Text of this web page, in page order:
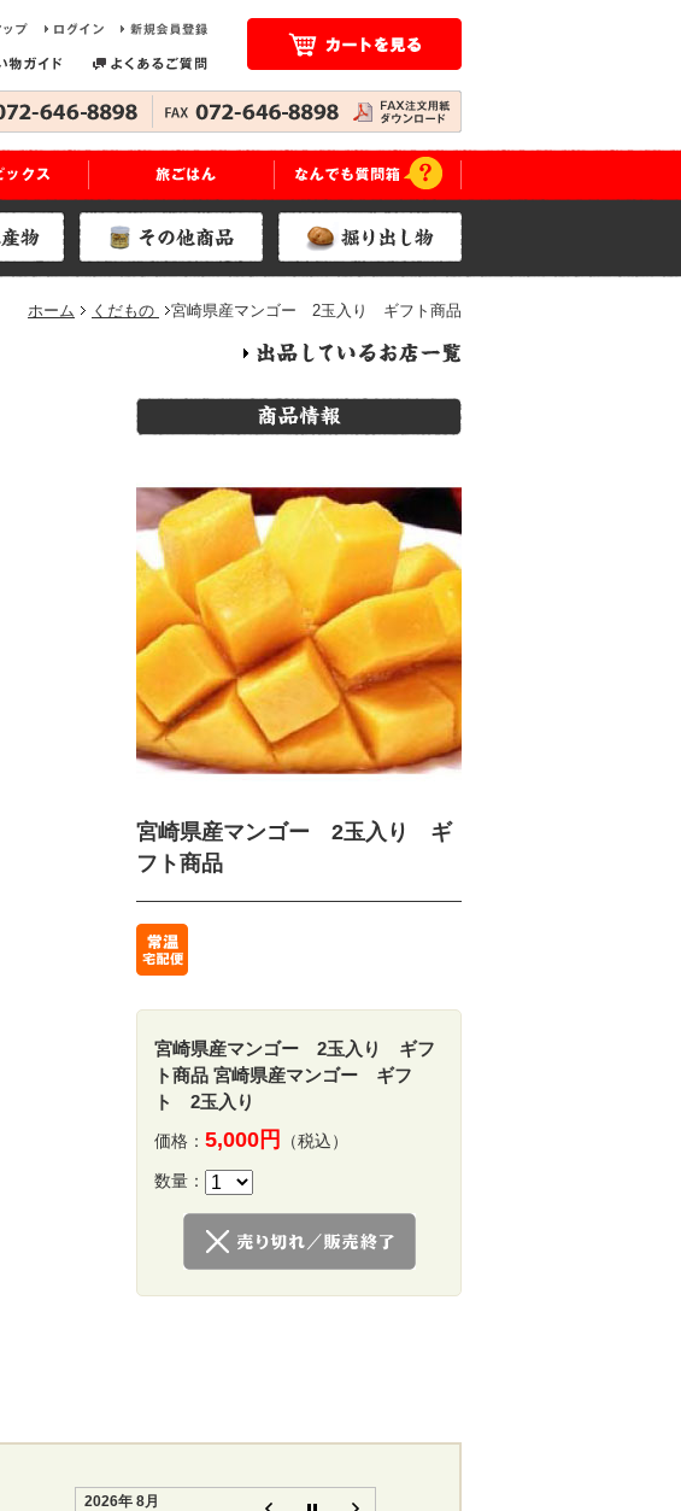
ホーム くだもの 宮崎県産マンゴー 2玉入り ギフト商品
宮崎県産マンゴー 2玉入り ギ
フト商品
宮崎県産マンゴー 2玉入り ギフ
ト商品 宮崎県産マンゴー ギフ
ト 2玉入り
価格： 5,000円 （税込）
数量：
2026年 8月